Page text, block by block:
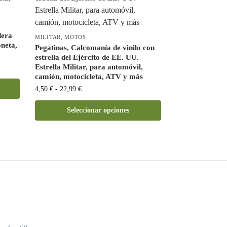
MILITAR,MOTOS
Pegatinas, Calcomanía de vinilo con
estrella del Ejército de EE. UU.
Estrella Militar, para automóvil,
camión, motocicleta, ATV y más
4,50€ - 22,99€
Seleccionar opciones